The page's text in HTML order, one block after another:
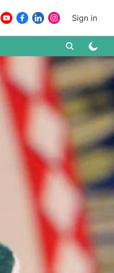
Sign in